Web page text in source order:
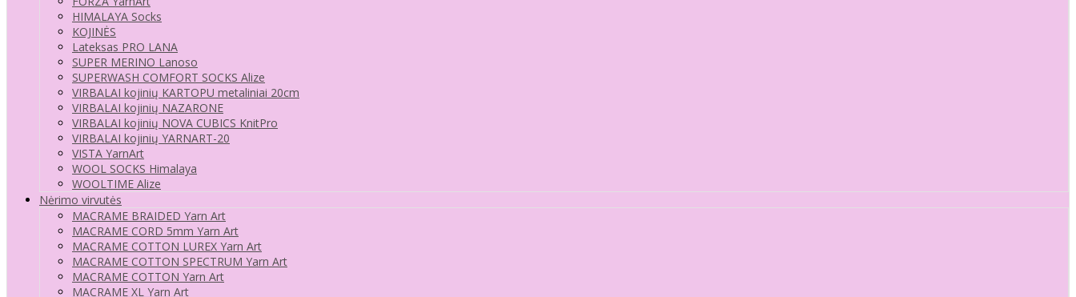
HIMALAYA Socks
KOJINĖS
Lateksas PRO LANA
SUPER MERINO Lanoso
SUPERWASH COMFORT SOCKS Alize
VIRBALAI kojinių KARTOPU metaliniai 20cm
VIRBALAI kojinių NAZARONE
VIRBALAI kojinių NOVA CUBICS KnitPro
VIRBALAI kojinių YARNART-20
VISTA YarnArt
WOOL SOCKS Himalaya
WOOLTIME Alize
Nėrimo virvutės
MACRAME BRAIDED Yarn Art
MACRAME CORD 5mm Yarn Art
MACRAME COTTON LUREX Yarn Art
MACRAME COTTON SPECTRUM Yarn Art
MACRAME COTTON Yarn Art
MACRAME XL Yarn Art